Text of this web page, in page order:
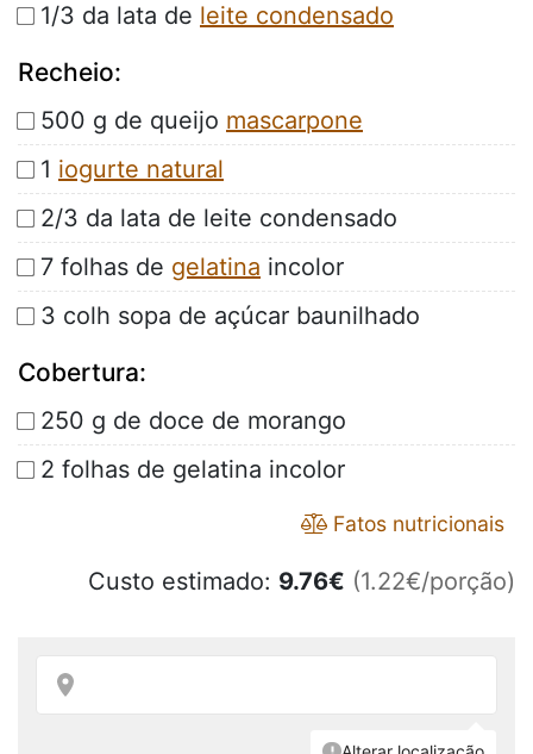
1/3 da lata de leite condensado
Recheio:
500 g de queijo mascarpone
1 iogurte natural
2/3 da lata de leite condensado
7 folhas de gelatina incolor
3 colh sopa de açúcar baunilhado
Cobertura:
250 g de doce de morango
2 folhas de gelatina incolor
Fatos nutricionais
Custo estimado: 9.76€ (1.22€/porção)